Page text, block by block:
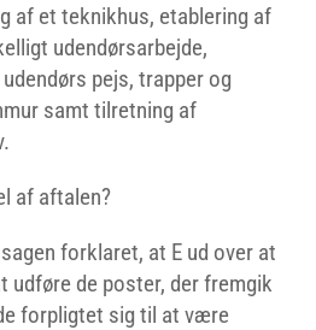
af et teknikhus, etablering af
udendørsarbejde,
pejs, trapper og
samt tilretning af
af aftalen?
forklaret, at E ud over at
udføre de poster, der fremgik
forpligtet sig til at være